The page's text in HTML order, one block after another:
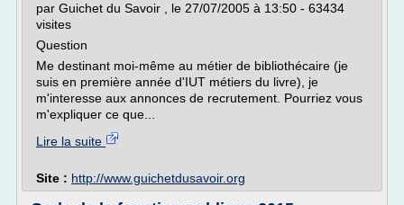
par Guichet du Savoir , le 27/07/2005 à 13:50 - 63434
visites
Question
Me destinant moi-même au métier de bibliothécaire (je
suis en première année d'IUT métiers du livre), je
m'interesse aux annonces de recrutement. Pourriez vous
m'expliquer ce que...
Lire la suite
Site : http://www.guichetdusavoir.org